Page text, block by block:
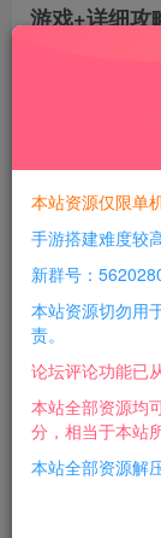
游戏+详细攻
每日活跃最
积分免费兑
游戏介绍：
《Sociable
来说是足球题材
建议：
熟悉操作
基本的操作
本站资源仅限单
手游搭建难度较
新群号：
本站资源切勿用
责。
论坛评论功能已
本站全部资源均
分，相当于本站
本站全部资源解